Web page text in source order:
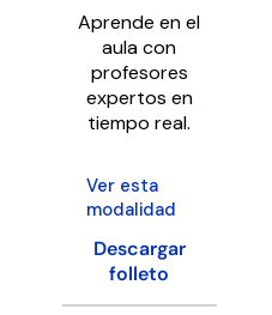
Aprende en el
aula con
profesores
expertos en
tiempo real.
Ver esta
modalidad
Descargar
folleto